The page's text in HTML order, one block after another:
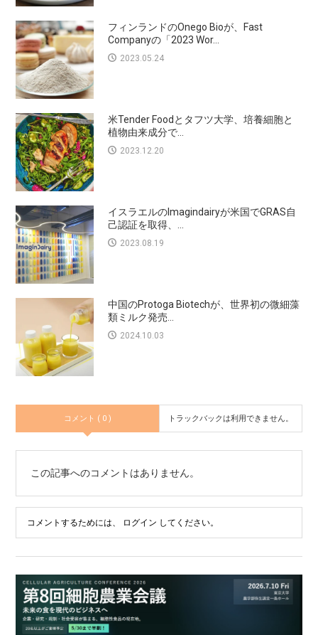
フィンランドのOnego Bioが、Fast
Companyの「2023 Wor...
2023.05.24
米Tender Foodとタフツ大学、培養細胞と
植物由来成分で...
2023.12.20
イスラエルのImagindairyが米国でGRAS自
己認証を取得、...
2023.08.19
中国のProtoga Biotechが、世界初の微細藻
類ミルク発売...
2024.10.03
コメント ( 0 ) トラックバックは利用できません。
この記事へのコメントはありません。
コメントするためには、 ログイン してください。